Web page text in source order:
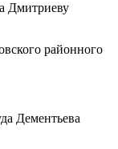
Дмитриеву
районного
Дементьева